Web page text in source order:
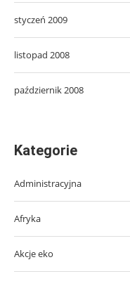
styczeń 2009
listopad 2008
październik 2008
Kategorie
Administracyjna
Afryka
Akcje eko